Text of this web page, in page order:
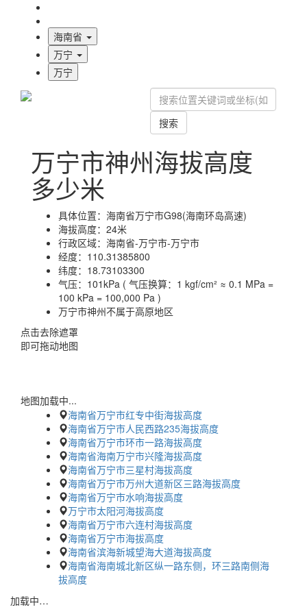
海南省
万宁
万宁
搜索
万宁市神州海拔高度
多少米
具体位置： 海南省万宁市G98(海南环岛高速)
海拔高度： 24米
行政区域： 海南省-万宁市-万宁市
经度： 110.31385800
纬度： 18.73103300
气压： 101kPa ( 气压换算：1 kgf/cm² ≈ 0.1 MPa =
100 kPa = 100,000 Pa )
万宁市神州不属于高原地区
点击去除遮罩
即可拖动地图
地图加载中...
海南省万宁市红专中街海拔高度
海南省万宁市人民西路235海拔高度
海南省万宁市环市一路海拔高度
海南省海南万宁市兴隆海拔高度
海南省万宁市三星村海拔高度
海南省万宁市万州大道新区三路海拔高度
海南省万宁市水响海拔高度
万宁市太阳河海拔高度
海南省万宁市六连村海拔高度
海南省万宁市海拔高度
海南省滨海新城望海大道海拔高度
海南省海南城北新区纵一路东侧，环三路南侧海
拔高度
加载中…